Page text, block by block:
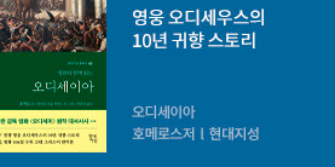
Collector’s Editions
New Continent